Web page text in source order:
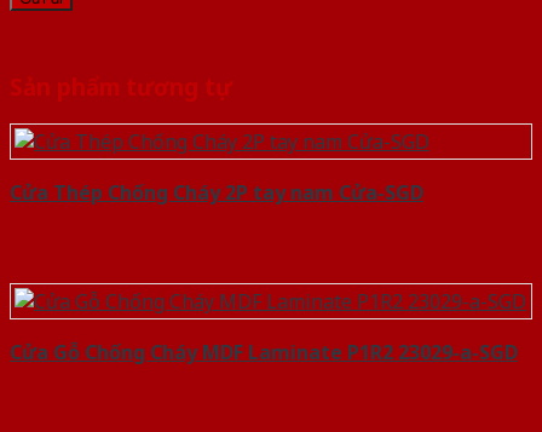
Sản phẩm tương tự
Cửa Thép Chống Cháy 2P tay nam Cửa-SGD
Cửa Gỗ Chống Cháy MDF Laminate P1R2 23029-a-SGD